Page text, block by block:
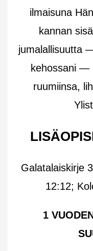
ilmaisuna
kannan
jumalallisuutta
kehossani —
ruumiinsa,
Galatalaiskirje
12:12;
1